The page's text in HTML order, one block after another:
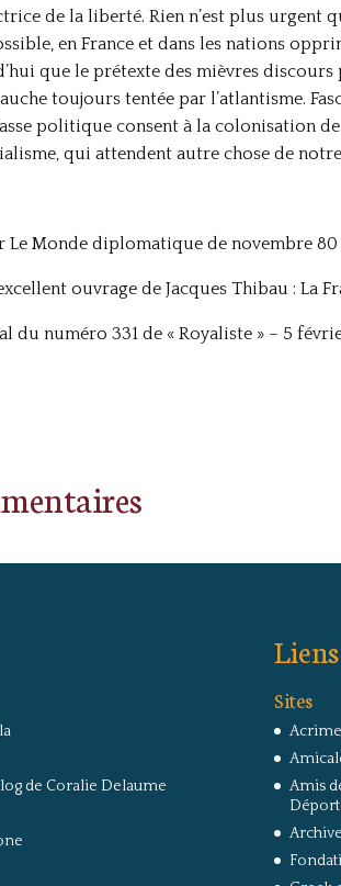
de la liberté. Rien n’est plus urgent
en France et dans les nations
que le prétexte des mièvres
toujours tentée par l’atlantisme.
politique consent à la colonisation de
qui attendent autre chose de
Le Monde diplomatique de novembre 80
ouvrage de Jacques Thibau : La
du numéro 331 de « Royaliste » – 5
de Coralie Delaume
Sites
Amis